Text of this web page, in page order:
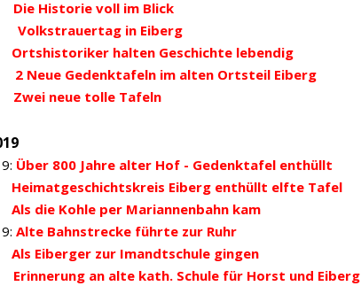
Die Historie voll im Blick
Volkstrauertag in Eiberg
Ortshistoriker halten Geschichte lebendig
2 Neue Gedenktafeln im alten Ortsteil Eiberg
Zwei neue tolle Tafeln
Über 800 Jahre alter Hof - Gedenktafel enthüllt
Heimatgeschichtskreis Eiberg enthüllt elfte Tafel
Als die Kohle per Mariannenbahn kam
Alte Bahnstrecke führte zur Ruhr
Als Eiberger zur Imandtschule gingen
Erinnerung an alte kath. Schule für Horst und Eiberg